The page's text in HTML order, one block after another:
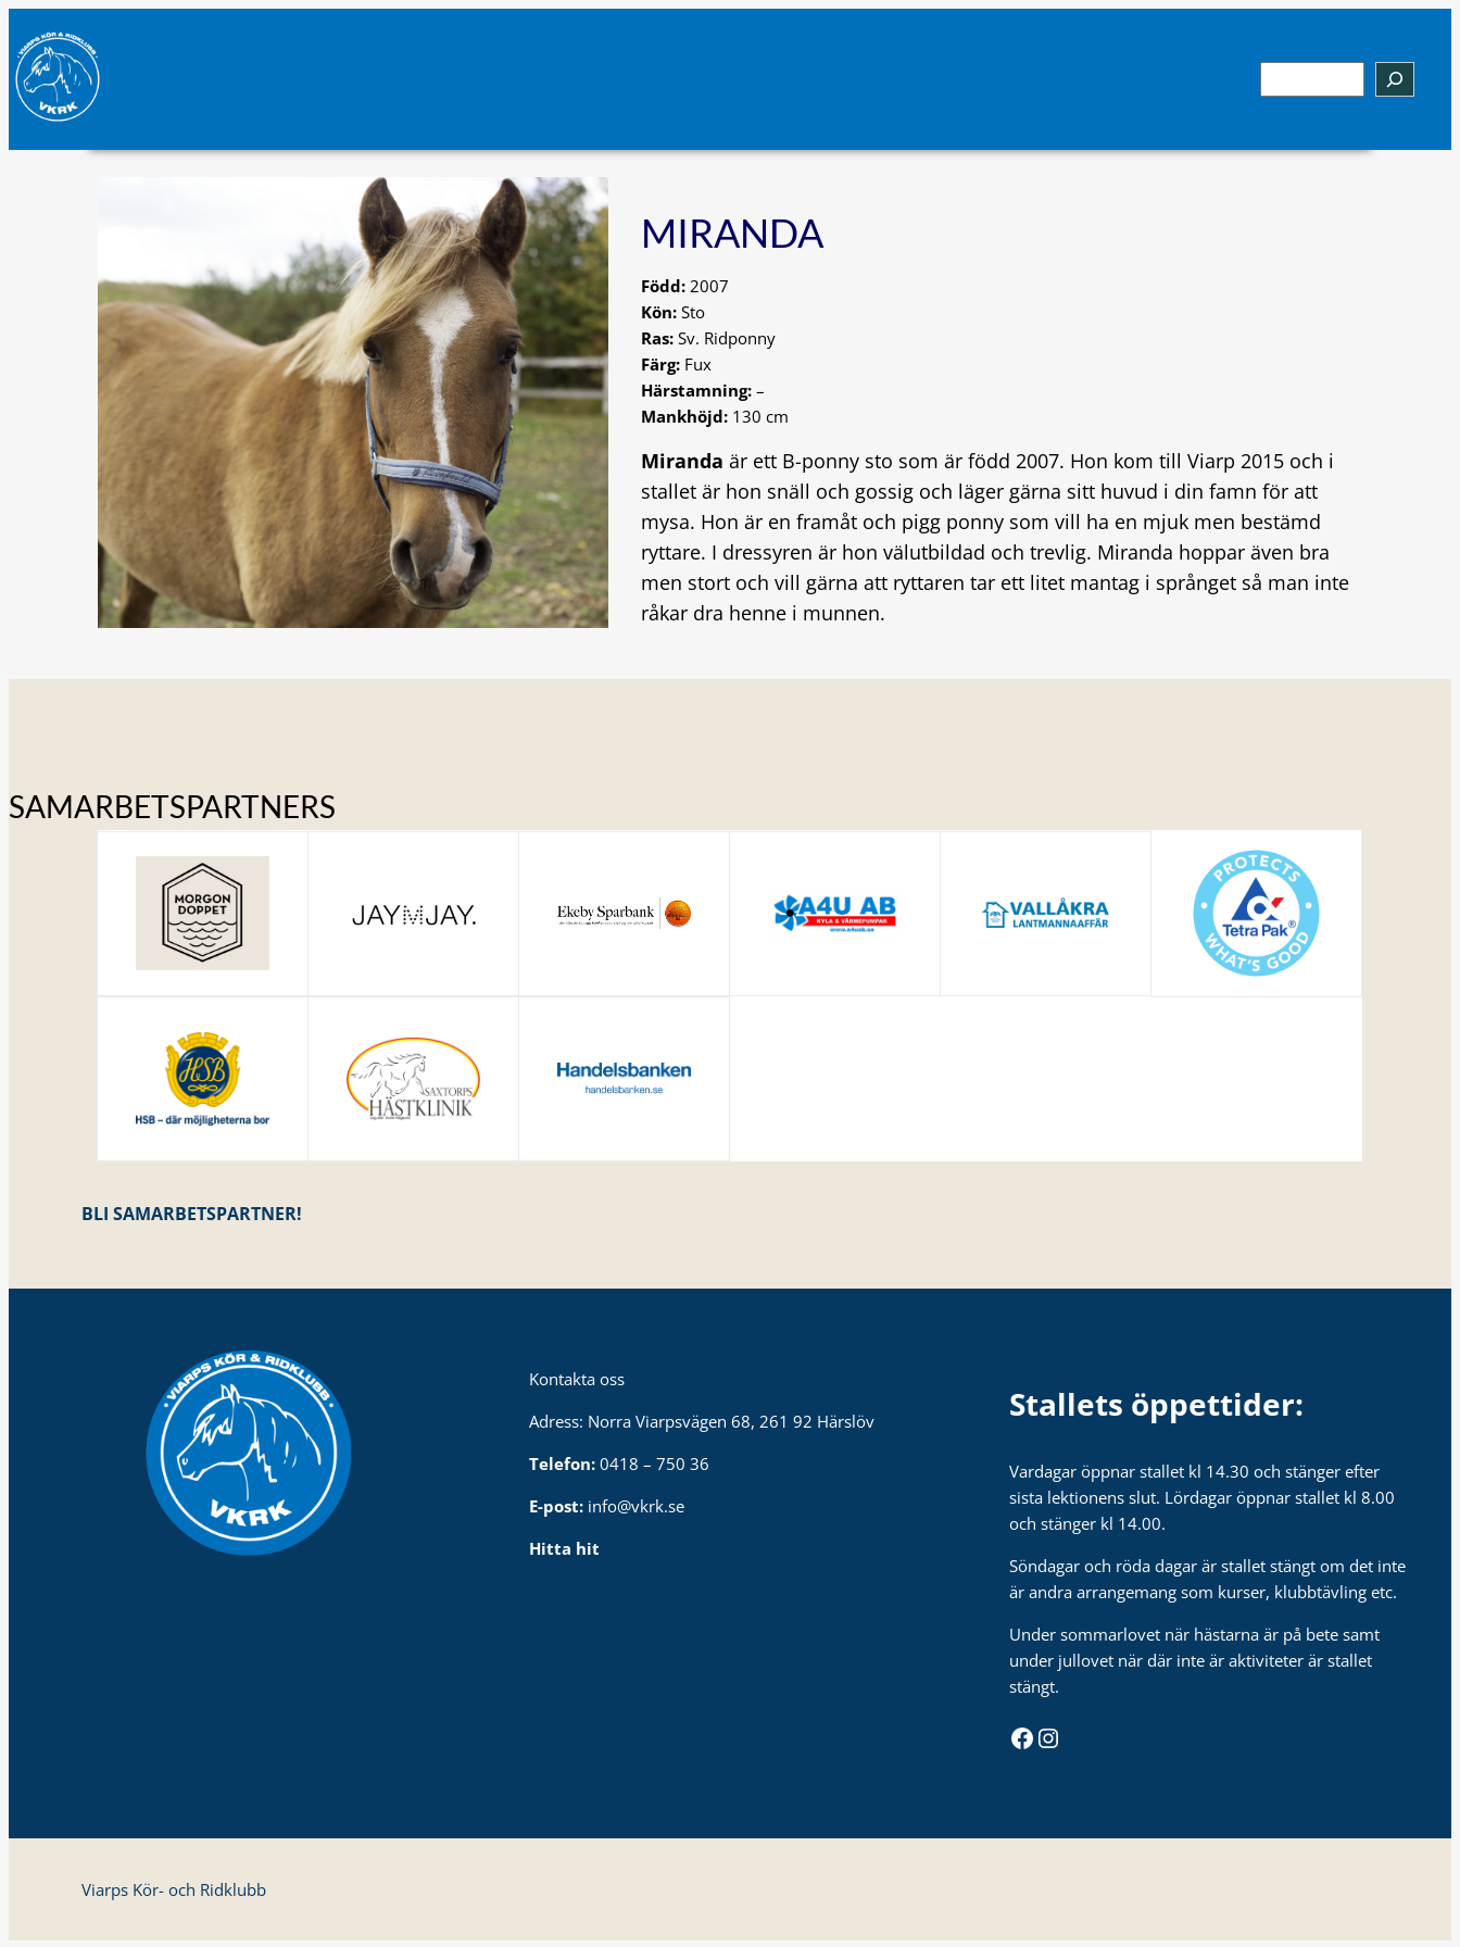
Sök
MIRANDA
Född: 2007
Kön: Sto
Ras: Sv. Ridponny
Färg: Fux
Härstamning: –
Mankhöjd: 130 cm
Miranda är ett B-ponny sto som är född 2007. Hon kom till Viarp 2015 och i
stallet är hon snäll och gossig och läger gärna sitt huvud i din famn för att
mysa. Hon är en framåt och pigg ponny som vill ha en mjuk men bestämd
ryttare. I dressyren är hon välutbildad och trevlig. Miranda hoppar även bra
men stort och vill gärna att ryttaren tar ett litet mantag i språnget så man inte
råkar dra henne i munnen.
SAMARBETSPARTNERS
BLI SAMARBETSPARTNER!
Kontakta oss
Adress: Norra Viarpsvägen 68, 261 92 Härslöv
Telefon: 0418 – 750 36
E-post: info@vkrk.se
Hitta hit
Stallets öppettider:
Vardagar öppnar stallet kl 14.30 och stänger efter
sista lektionens slut. Lördagar öppnar stallet kl 8.00
och stänger kl 14.00.
Söndagar och röda dagar är stallet stängt om det inte
är andra arrangemang som kurser, klubbtävling etc.
Under sommarlovet när hästarna är på bete samt
under jullovet när där inte är aktiviteter är stallet
stängt.
Facebook Instagram
Viarps Kör- och Ridklubb